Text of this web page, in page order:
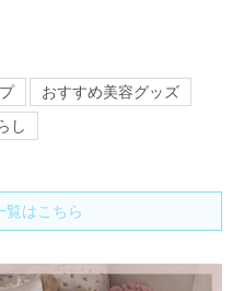
おすすめ美容グッズ
し
覧はこちら